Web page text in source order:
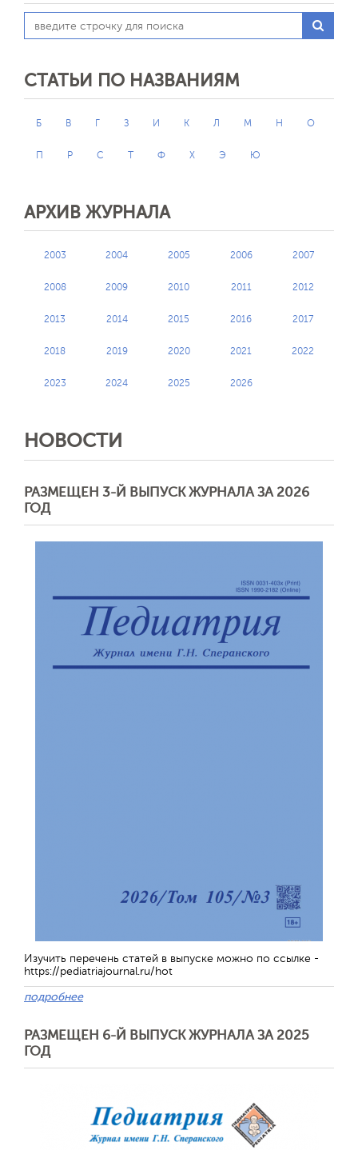
СТАТЬИ ПО НАЗВАНИЯМ
Б В Г З И К Л М Н О
П Р С Т Ф Х Э Ю
АРХИВ ЖУРНАЛА
2003 2004 2005 2006 2007
2008 2009 2010 2011 2012
2013 2014 2015 2016 2017
2018 2019 2020 2021 2022
2023 2024 2025 2026
НОВОСТИ
РАЗМЕЩЕН 3-Й ВЫПУСК ЖУРНАЛА ЗА 2026
ГОД
Изучить перечень статей в выпуске можно по ссылке -
https://pediatriajournal.ru/hot
подробнее
РАЗМЕЩЕН 6-Й ВЫПУСК ЖУРНАЛА ЗА 2025
ГОД